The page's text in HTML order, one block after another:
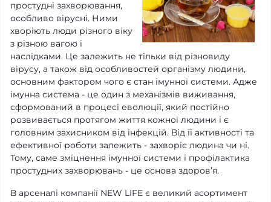
простудні захворювання,
особливо вірусні. Ними
хворіють люди різного віку
з різною вагою і
наслідками. Це залежить не тільки від різновиду
вірусу, а також від особливостей організму людини,
основним фактором чого є стан імунної системи. Адже
імунна система - це один з механізмів виживання,
сформований в процесі еволюції, який постійно
розвивається протягом життя кожної людини і є
головним захисником від інфекцій. Від її активності та
ефективної роботи залежить - захворіє людина чи ні.
Тому, саме зміцнення імунної системи і профілактика
простудних захворювань - це основа здоров’я.
В арсеналі компанії NEW LIFE є великий асортимент